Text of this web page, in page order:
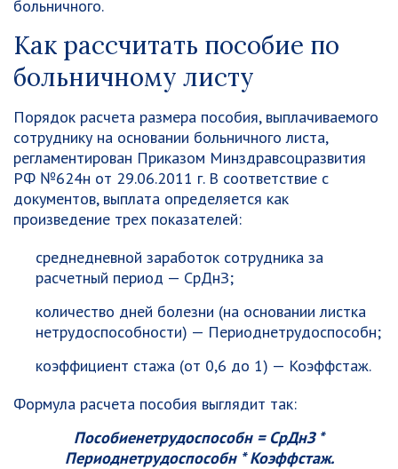
больничного.
Как рассчитать пособие по
больничному листу
Порядок расчета размера пособия, выплачиваемого
сотруднику на основании больничного листа,
регламентирован Приказом Минздравсоцразвития
РФ №624н от 29.06.2011 г. В соответствие с
документов, выплата определяется как
произведение трех показателей:
среднедневной заработок сотрудника за
расчетный период — СрДнЗ;
количество дней болезни (на основании листка
нетрудоспособности) — Периоднетрудоспособн;
коэффициент стажа (от 0,6 до 1) — Коэффстаж.
Формула расчета пособия выглядит так:
Пособиенетрудоспособн = СрДнЗ *
Периоднетрудоспособн * Коэффстаж.